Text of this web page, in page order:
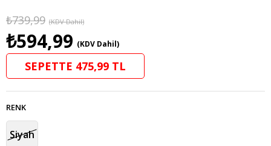
₺739,99 (KDV Dahil)
₺594,99 (KDV Dahil)
SEPETTE 475,99 TL
RENK
Siyah